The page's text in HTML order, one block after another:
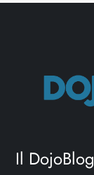
Il